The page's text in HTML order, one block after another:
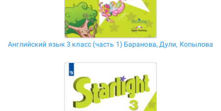
Английский язык 3 класс (часть 1) Баранова, Дули, Копылова